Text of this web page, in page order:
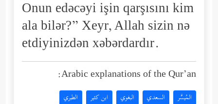
Onun edəcəyi işin qarşısını kim
ala bilər?” Xeyr, Allah sizin nə
etdiyinizdən xəbərdardır.
Arabic explanations of the Qur’an:
المُيسَّر السعدي البغوي ابن كثير الطبري